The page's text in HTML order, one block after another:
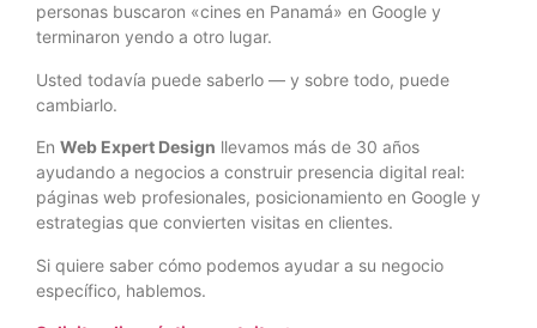
personas buscaron «cines en Panamá» en Google y
terminaron yendo a otro lugar.
Usted todavía puede saberlo — y sobre todo, puede
cambiarlo.
En Web Expert Design llevamos más de 30 años
ayudando a negocios a construir presencia digital real:
páginas web profesionales, posicionamiento en Google y
estrategias que convierten visitas en clientes.
Si quiere saber cómo podemos ayudar a su negocio
específico, hablemos.